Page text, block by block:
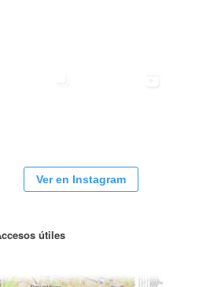
Ver en Instagram
útiles